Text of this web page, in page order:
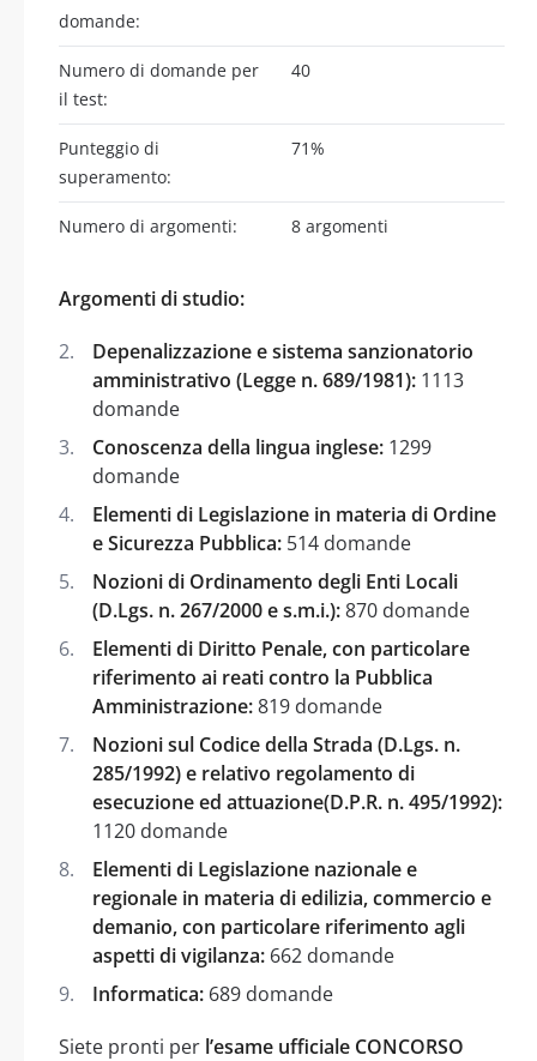
domande:
Numero di domande per
il test:
40
Punteggio di
superamento:
71%
Numero di argomenti: 8 argomenti
Argomenti di studio:
Depenalizzazione e sistema sanzionatorio
amministrativo (Legge n. 689/1981): 1113
domande
Conoscenza della lingua inglese: 1299
domande
Elementi di Legislazione in materia di Ordine
e Sicurezza Pubblica: 514 domande
Nozioni di Ordinamento degli Enti Locali
(D.Lgs. n. 267/2000 e s.m.i.):870 domande
Elementi di Diritto Penale, con particolare
riferimento ai reati contro la Pubblica
Amministrazione:819 domande
Nozioni sul Codice della Strada (D.Lgs. n.
285/1992) e relativo regolamento di
esecuzione ed attuazione(D.P.R. n. 495/1992):
1120 domande
Elementi di Legislazione nazionale e
regionale in materia di edilizia, commercio e
demanio, con particolare riferimento agli
aspetti di vigilanza: 662 domande
Informatica: 689 domande
Siete pronti per l’esame ufficiale CONCORSO